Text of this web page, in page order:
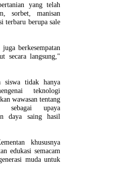
yang telah
sorbet, manisan
terbaru berupa sale
berkesempatan
secara langsung,"
siswa tidak hanya
teknologi
wawasan tentang
sebagai upaya
daya saing hasil
khususnya
edukasi semacam
muda untuk